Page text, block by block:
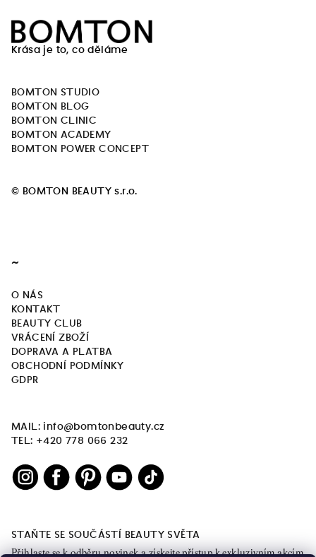
Krása je to, co děláme
BOMTON STUDIO
BOMTON BLOG
BOMTON CLINIC
BOMTON ACADEMY
BOMTON POWER CONCEPT
© BOMTON BEAUTY s.r.o.
~
O NÁS
KONTAKT
BEAUTY CLUB
VRÁCENÍ ZBOŽÍ
DOPRAVA A PLATBA
OBCHODNÍ PODMÍNKY
GDPR
MAIL: info@bomtonbeauty.cz
TEL: +420 778 066 232
STAŇTE SE SOUČÁSTÍ BEAUTY SVĚTA
Přihlaste se k odběru novinek a získejte přístup k exkluzivním akcím